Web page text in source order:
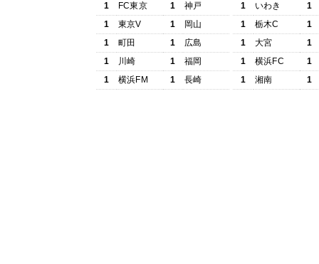
1
FC東京 1
神戸
1
東京V 1
岡山
1
町田 1
広島
1
川崎 1
福岡
1
横浜FM 1 長崎
1
いわき
1
1
栃木C
1
1
大宮
1
1
横浜FC
1
1
湘南 1